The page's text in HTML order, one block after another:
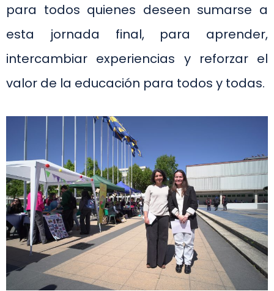
para todos quienes deseen sumarse a
esta jornada final, para aprender,
intercambiar experiencias y reforzar el
valor de la educación para todos y todas.